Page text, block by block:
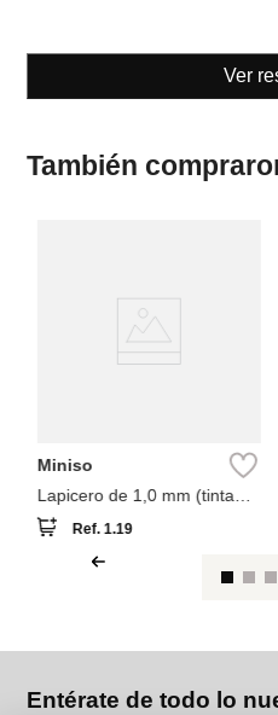
Ver
También
Miniso
Lapicero de 1,0 mm (tinta
negra)
Ref.1.19
Entérate de todo lo